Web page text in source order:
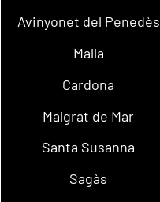
Avinyonet del Penedès
Malla
Cardona
Malgrat de Mar
Santa Susanna
Sagàs